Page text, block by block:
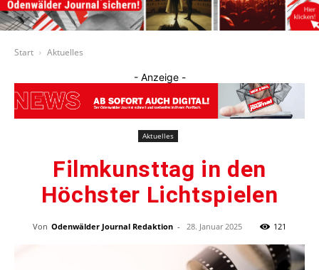
Start Aktuelles
- Anzeige -
Aktuelles
Filmkunsttag in den
Höchster Lichtspielen
Von Odenwälder Journal Redaktion - 28. Januar 2025 121